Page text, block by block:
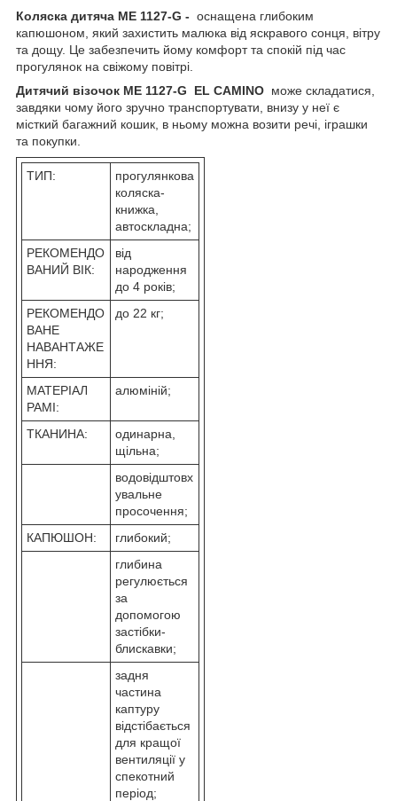
Коляска дитяча ME 1127-G - оснащена глибоким
капюшоном, який захистить малюка від яскравого сонця, вітру
та дощу. Це забезпечить йому комфорт та спокій під час
прогулянок на свіжому повітрі.
Дитячий візочок ME 1127-G
EL CAMINO може складатися,
завдяки чому його зручно транспортувати, внизу у неї є
місткий багажний кошик, в ньому можна возити речі, іграшки
та покупки.
ТИП:
прогулянкова
коляска-
книжка,
автоскладна;
РЕКОМЕНДО
ВАНИЙ ВІК:
від
народження
до 4 років;
РЕКОМЕНДО
ВАНЕ
НАВАНТАЖЕ
ННЯ:
до 22 кг;
МАТЕРІАЛ
РАМІ:
алюміній;
ТКАНИНА:
одинарна,
щільна;
водовідштовх
увальне
просочення;
КАПЮШОН:
глибокий;
глибина
регулюється
за
допомогою
застібки-
блискавки;
задня
частина
каптуру
відстібається
для кращої
вентиляції у
спекотний
період;